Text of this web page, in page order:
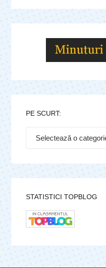
PE SCURT:
STATISTICI TOPBLOG